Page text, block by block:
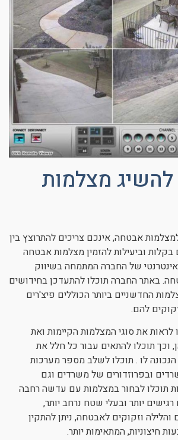
להשיג מצלמות
אבטחה, אינכם צריכים להתרוצץ בין
בקלות וביעילות להזמין מצלמות אבטחה
של החברה המתמחה בשיווק
באתר החברה תוכלו להתעדכן בחידושים
החדשניים ביותר הכוללים פיצ'רים
להם.
לראות את סוגי המצלמות הקיימות ואת
וכך תוכלו להתאים עבור כל חלל את
לו . תוכלו לשלב מספר מערכות
ובפרוזדורים של משרדים וגם
תוכלו לבחור במצלמות עם עדשה רחבה
יותר ובעלי שטח נרחב יותר,
וזקוקים לאבטחה, ניתן להתקין
חיצוניות, המתאימות יותר.